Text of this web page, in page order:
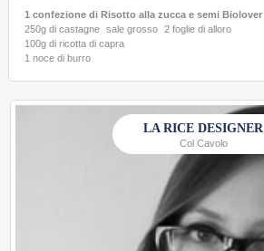
1 confezione di Risotto alla zucca e semi Biolover
250g di castagne sale grosso 2 foglie di alloro
100g di ricotta di capra
1 noce di burro
LA RICE DESIGNER
Col Cavolo